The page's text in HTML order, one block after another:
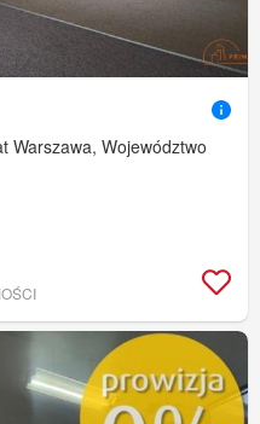
Warszawa, Województwo